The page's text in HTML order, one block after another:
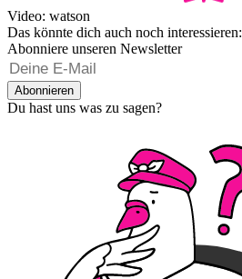
Video: watson
Das könnte dich auch noch interessieren:
Abonniere unseren Newsletter
Abonnieren
Du hast uns was zu sagen?